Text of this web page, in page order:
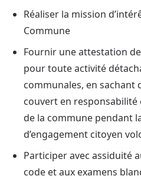
Réaliser la mission
Commune
Fournir une attestation
pour toute activité
communales, en sachant
couvert en responsabilité
de la commune pendant
d’engagement citoyen
Participer avec assiduité
code et aux examens